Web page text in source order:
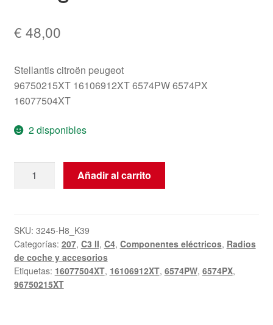
€ 48,00
Stellantis citroën peugeot
96750215XT 16106912XT 6574PW 6574PX
16077504XT
2 disponibles
Radio
03
Citroën
Peugeot
96750215XT
cantidad
Añadir al carrito
SKU: 3245-H8_K39
Categorías: 207, C3 II, C4, Componentes eléctricos, Radios
de coche y accesorios
Etiquetas: 16077504XT, 16106912XT, 6574PW, 6574PX,
96750215XT